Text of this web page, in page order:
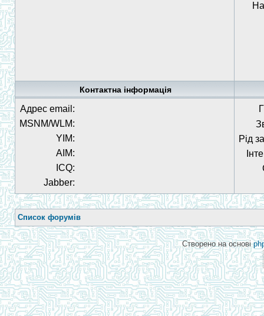
Контактна інформація
Адрес email:
MSNM/WLM:
YIM:
AIM:
ICQ:
Jabber:
Рід
Список форумів
Створено на основі